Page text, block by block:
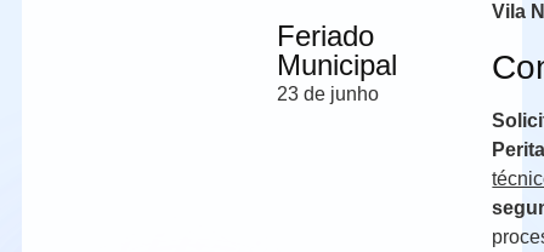
Feriado
Municipal
23 de junho
Vila